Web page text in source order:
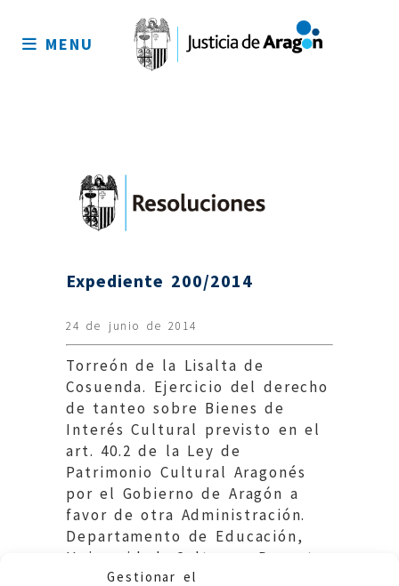
Gestionar el
sitio
MENU
Expediente 200/2014
24 de junio de 2014
Torreón de la Lisalta de
Cosuenda. Ejercicio del derecho
de tanteo sobre Bienes de
Interés Cultural previsto en el
art. 40.2 de la Ley de
Patrimonio Cultural Aragonés
por el Gobierno de Aragón a
favor de otra Administración.
Departamento de Educación,
Universidad, Cultura y Deporte.